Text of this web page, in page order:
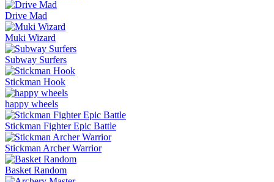
Drive Mad
Muki Wizard
Subway Surfers
Stickman Hook
happy wheels
Stickman Fighter Epic Battle
Stickman Archer Warrior
Basket Random